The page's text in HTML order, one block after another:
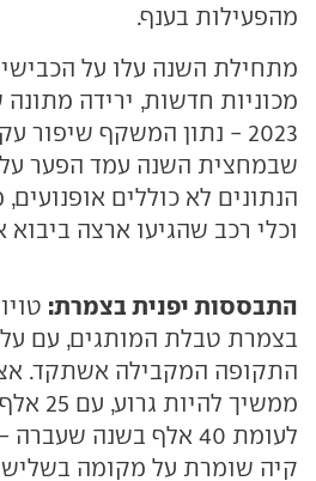
מהפעילות בענף.
2023 - נתון המשקף שיפור
הנתונים לא כוללים
וכלי רכב שהגיעו ארצה ביבוא
התבססות יפנית בצמרת:
התקופה המקבילה אשתקד.
ממשיך
קיה שומרת על מקומה